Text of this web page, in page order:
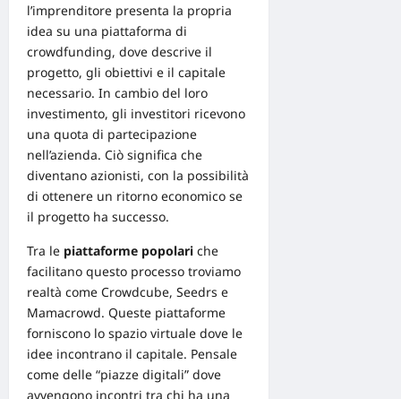
l’imprenditore presenta la propria
idea su una piattaforma di
crowdfunding, dove descrive il
progetto, gli obiettivi e il capitale
necessario. In cambio del loro
investimento, gli investitori ricevono
una quota di partecipazione
nell’azienda. Ciò significa che
diventano azionisti, con la possibilità
di ottenere un ritorno economico se
il progetto ha successo.
Tra le piattaforme popolari che
facilitano questo processo troviamo
realtà come Crowdcube, Seedrs e
Mamacrowd. Queste piattaforme
forniscono lo spazio virtuale dove le
idee incontrano il capitale. Pensale
come delle “piazze digitali” dove
avvengono incontri tra chi ha una